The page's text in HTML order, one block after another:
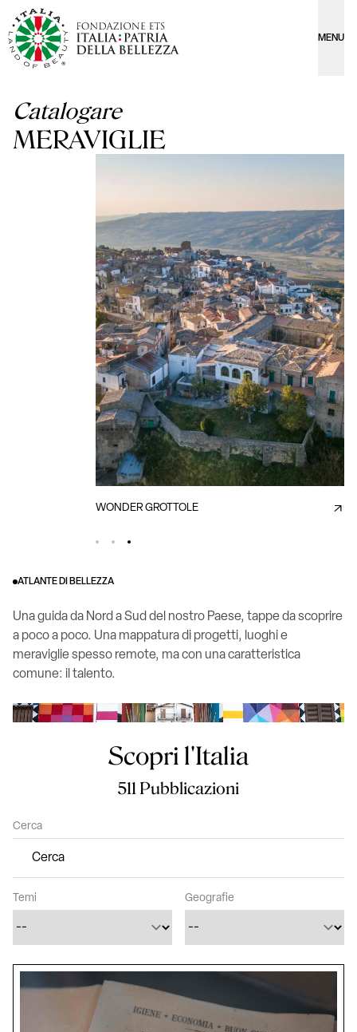
MENU
Catalogare
MERAVIGLIE
WONDER GROTTOLE
ATLANTE DI BELLEZZA
Una guida da Nord a Sud del nostro Paese, tappe da scoprire
a poco a poco. Una mappatura di progetti, luoghi e
meraviglie spesso remote, ma con una caratteristica
comune: il talento.
Scopri l'Italia
511 Pubblicazioni
Cerca
Temi Geografie